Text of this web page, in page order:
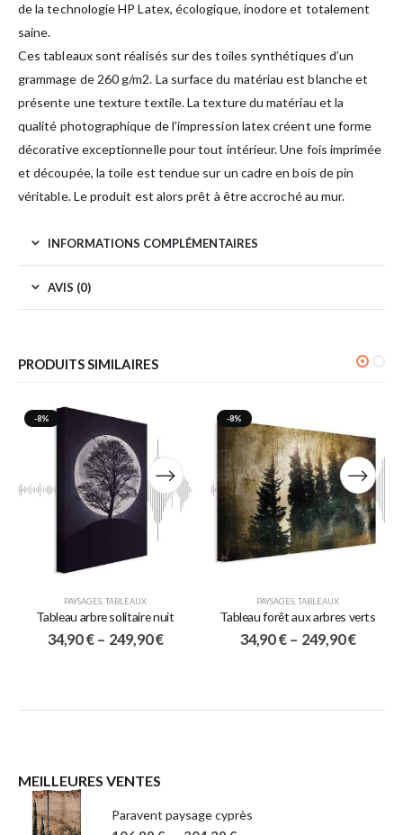
de la technologie HP Latex, écologique, inodore et totalement
saine.
Ces tableaux sont réalisés sur des toiles synthétiques d’un
grammage de 260 g/m2. La surface du matériau est blanche et
présente une texture textile. La texture du matériau et la
qualité photographique de l’impression latex créent une forme
décorative exceptionnelle pour tout intérieur. Une fois imprimée
et découpée, la toile est tendue sur un cadre en bois de pin
véritable. Le produit est alors prêt à être accroché au mur.
INFORMATIONS COMPLÉMENTAIRES
AVIS (0)
PRODUITS SIMILAIRES
-8%
PAYSAGES,TABLEAUX
Tableau arbre solitaire nuit
34,90€ – 249,90€
-8%
PAYSAGES,TABLEAUX
Tableau forêt aux arbres verts
34,90€ – 249,90€
MEILLEURES VENTES
Paravent paysage cyprès